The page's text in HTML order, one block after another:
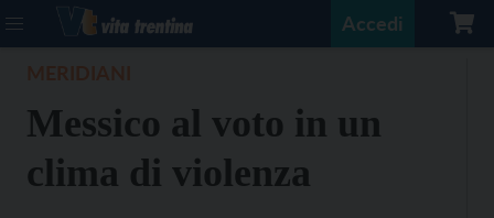
Accedi
Messico al voto in un
clima di violenza